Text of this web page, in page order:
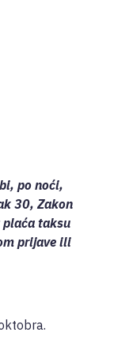
po noći,
30, Zakon
taksu
prijave ili